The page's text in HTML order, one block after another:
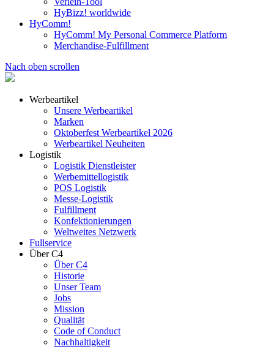
HyBizz! worldwide
HyComm!
HyComm! My Personal Commerce Platform
Merchandise-Fulfillment
Nach oben scrollen
Werbeartikel
Unsere Werbeartikel
Marken
Oktoberfest Werbeartikel 2026
Werbeartikel Neuheiten
Logistik
Logistik Dienstleister
Werbemittellogistik
POS Logistik
Messe-Logistik
Fulfillment
Konfektionierungen
Weltweites Netzwerk
Fullservice
Über C4
Über C4
Historie
Unser Team
Jobs
Mission
Qualität
Code of Conduct
Nachhaltigkeit